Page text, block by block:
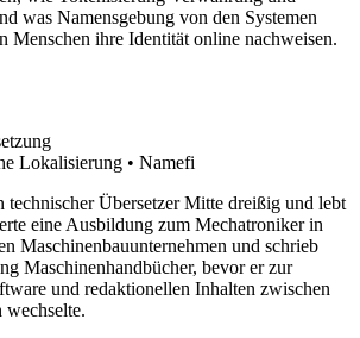
was Namensgebung von den Systemen
Menschen ihre Identität online nachweisen.
Lokalisierung • Namefi
Übersetzer Mitte dreißig und lebt
eine Ausbildung zum Mechatroniker in
Maschinenbauunternehmen und schrieb
Maschinenhandbücher, bevor er zur
und redaktionellen Inhalten zwischen